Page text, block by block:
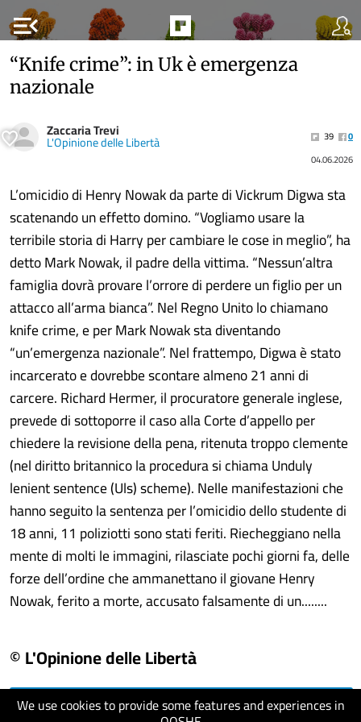
menu_open
We use cookies to provide some features and experiences in
“Knife crime”: in Uk è emergenza
nazionale
Zaccaria Trevi
L'Opinione delle Libertà 39
0
04.06.2026
L’omicidio di Henry Nowak da parte di Vickrum Digwa sta
scatenando un effetto domino. “Vogliamo usare la
terribile storia di Harry per cambiare le cose in meglio”, ha
detto Mark Nowak, il padre della vittima. “Nessun’altra
famiglia dovrà provare l’orrore di perdere un figlio per un
attacco all’arma bianca”. Nel Regno Unito lo chiamano
knife crime, e per Mark Nowak sta diventando
“un’emergenza nazionale”. Nel frattempo, Digwa è stato
incarcerato e dovrebbe scontare almeno 21 anni di
carcere. Richard Hermer, il procuratore generale inglese,
prevede di sottoporre il caso alla Corte d’appello per
chiedere la revisione della pena, ritenuta troppo clemente
(nel diritto britannico la procedura si chiama Unduly
lenient sentence (Uls) scheme). Nelle manifestazioni che
hanno seguito la sentenza per l’omicidio dello studente di
18 anni, 11 poliziotti sono stati feriti. Riecheggiano nella
mente di molti le immagini, rilasciate pochi giorni fa, delle
forze dell’ordine che ammanettano il giovane Henry
Nowak, ferito a morte, accusato falsamente di un........
© L'Opinione delle Libertà